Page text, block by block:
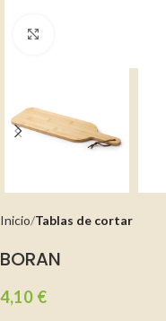
Inicio Tablas de cortar
BORAN
4,10 €